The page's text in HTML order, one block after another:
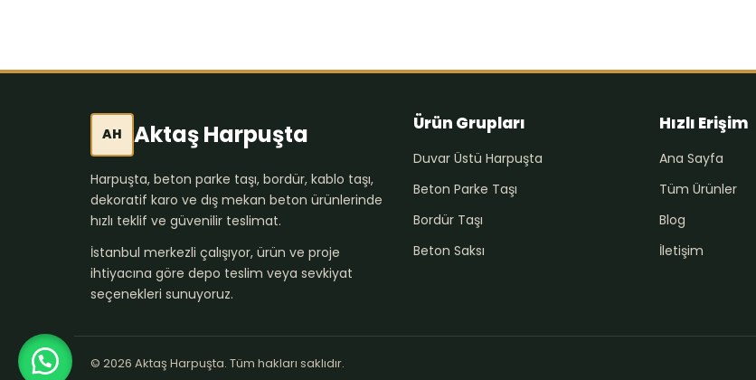
AH Aktaş Harpuşta
Harpuşta, beton parke taşı, bordür, kablo taşı,
dekoratif karo ve dış mekan beton ürünlerinde
hızlı teklif ve güvenilir teslimat.
İstanbul merkezli çalışıyor, ürün ve proje
ihtiyacına göre depo teslim veya sevkiyat
seçenekleri sunuyoruz.
Ürün Grupları
Duvar Üstü Harpuşta
Beton Parke Taşı
Bordür Taşı
Beton Saksı
Hızlı Erişim
Ana Sayfa
Tüm Ürünler
Blog
İletişim
© 2026 Aktaş Harpuşta. Tüm hakları saklıdır.